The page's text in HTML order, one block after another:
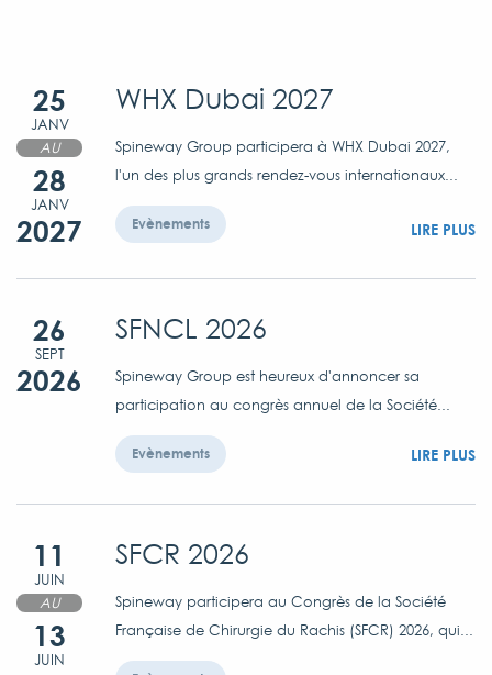
25
JANV
AU
28
JANV
2027
WHX Dubai 2027
Spineway Group participera à WHX Dubai 2027,
l'un des plus grands rendez-vous internationaux...
Evènements LIRE PLUS
26
SEPT
2026
SFNCL 2026
Spineway Group est heureux d'annoncer sa
participation au congrès annuel de la Société...
Evènements LIRE PLUS
11
JUIN
AU
13
JUIN
SFCR 2026
Spineway participera au Congrès de la Société
Française de Chirurgie du Rachis (SFCR) 2026, qui...